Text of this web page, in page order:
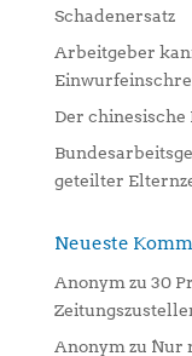
Schadenersatz
Arbeitgeber
Der chinesische
geteilter
Neueste
Anonymzu 30
Anonymzu Nur